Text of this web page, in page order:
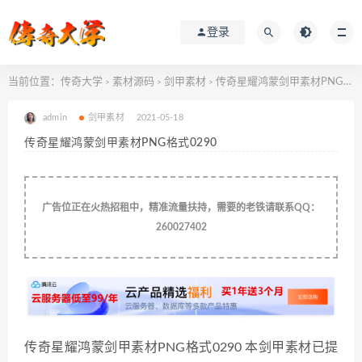
登录
当前位置： 传奇大学 > 素材源码 > 剑甲素材 > 传奇星耀鸿蒙剑甲素材PNG格式0290
admin 剑甲素材 2021-05-18
传奇星耀鸿蒙剑甲素材PNG格式0290
广告位正在火热招租中，精准流量扶持，需要的老铁请联系QQ：
260027402
传奇星耀鸿蒙剑甲素材PNG格式0290 本剑甲素材已提